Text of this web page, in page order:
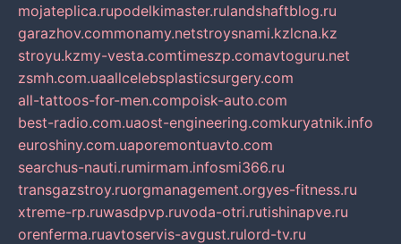
mojateplica.rupodelkimaster.rulandshaftblog.ru
garazhov.commonamy.netstroysnami.kzlcna.kz
stroyu.kzmy-vesta.comtimeszp.comavtoguru.net
zsmh.com.uaallcelebsplasticsurgery.com
all-tattoos-for-men.compoisk-auto.com
best-radio.com.uaost-engineering.comkuryatnik.info
euroshiny.com.uaporemontuavto.com
searchus-nauti.rumirmam.infosmi366.ru
transgazstroy.ruorgmanagement.orgyes-fitness.ru
xtreme-rp.ruwasdpvp.ruvoda-otri.rutishinapve.ru
orenferma.ruavtoservis-avgust.rulord-tv.ru